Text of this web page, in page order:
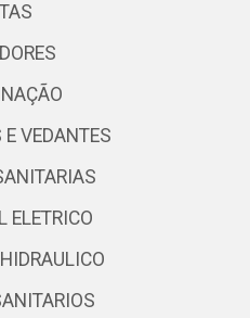
E VEDANTES
ELETRICO